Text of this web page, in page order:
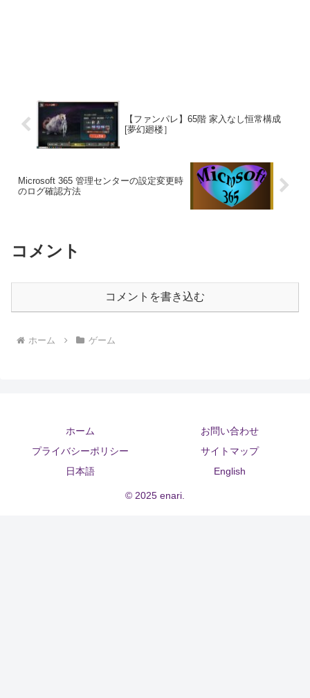
【ファンパレ】65階 家入なし恒常構成
[夢幻廻楼］
Microsoft 365 管理センターの設定変更時
のログ確認方法
コメント
コメントを書き込む
ホーム ゲーム
ホーム
お問い合わせ
プライバシーポリシー
サイトマップ
日本語
English
© 2025 enari.